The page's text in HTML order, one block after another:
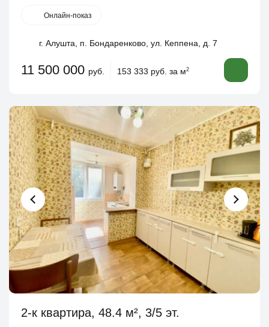
Онлайн-показ
г. Алушта, п. Бондаренково, ул. Кеппена, д. 7
11 500 000 руб. 153 333 руб. за м2
2-к квартира, 48.4 м², 3/5 эт.